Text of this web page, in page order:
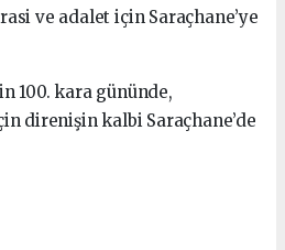
ve adalet için Saraçhane’ye
100. kara gününde,
direnişin kalbi Saraçhane’de